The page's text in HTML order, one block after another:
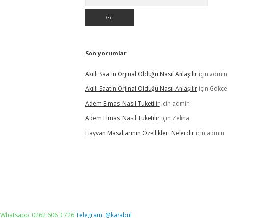
Son yorumlar
Akıllı Saatin Orjinal Olduğu Nasıl Anlaşılıriçin admin
Akıllı Saatin Orjinal Olduğu Nasıl Anlaşılıriçin Gökçe
Adem Elması Nasil Tuketiliriçin admin
Adem Elması Nasil Tuketiliriçin Zeliha
Hayvan Masallarının Özellikleri Nelerdiriçin admin
Whatsapp: 0262 606 0 726Telegram: @karabul